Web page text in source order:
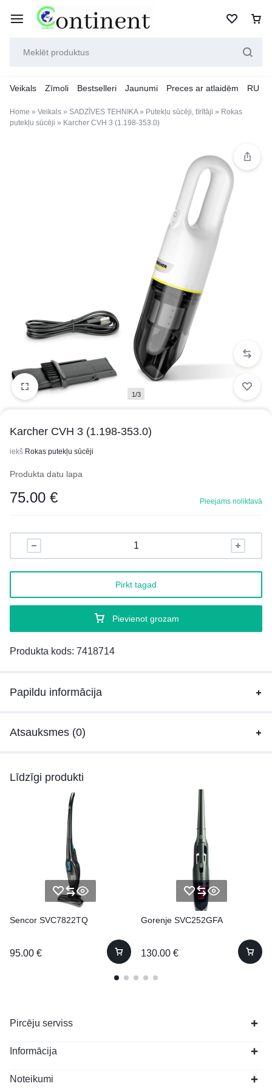
Veikals Zīmoli Bestselleri Jaunumi Preces ar atlaidēm RU
Home » Veikals » SADZĪVES TEHNIKA» Putekļu sūcēji, tīrītāji » Rokas
putekļu sūcēji » Karcher CVH 3 (1.198-353.0)
1/3
Karcher CVH 3 (1.198-353.0)
iekš Rokas putekļu sūcēji
Produkta datu lapa
75.00 € Pieejams noliktavā
Pievienot grozam
Pirkt tagad
Produkta kods: 7418714
Papildu informācija
Atsauksmes (0)
Līdzīgi produkti
Sencor SVC7822TQ
95.00 €
Gorenje SVC252GFA
130.00 €
Pircēju serviss
Informācija
Noteikumi